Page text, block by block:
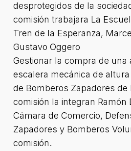
desprotegidos de la
comisión trabajara La
Tren de la Esperanza,
Gustavo Oggero
Gestionar la compra de una
escalera mecánica de
de Bomberos Zapadores de
comisión la integran Ramón
Cámara de Comercio,
Zapadores y Bomberos
comisión.